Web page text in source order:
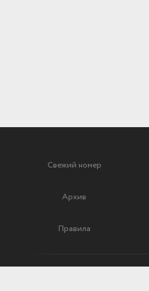
Свежий номер
Архив
Правила